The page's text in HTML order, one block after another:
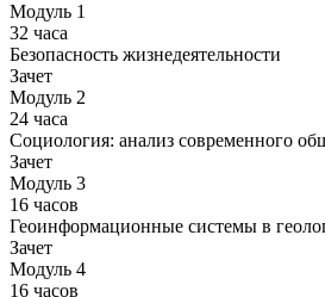
Модуль 1
32 часа
Безопасность жизнедеятельности
Зачет
Модуль 2
24 часа
Социология: анализ современного
Зачет
Модуль 3
16 часов
Геоинформационные системы в
Зачет
Модуль 4
16 часов